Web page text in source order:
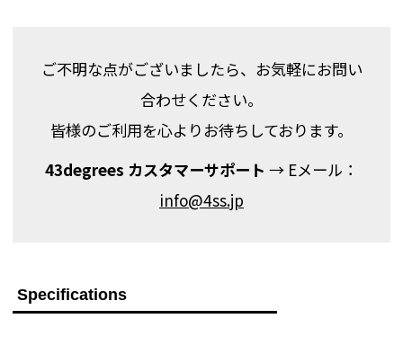
ご不明な点がございましたら、お気軽にお問い
合わせください。
皆様のご利用を心よりお待ちしております。
43degrees カスタマーサポート → Eメール：
info@4ss.jp